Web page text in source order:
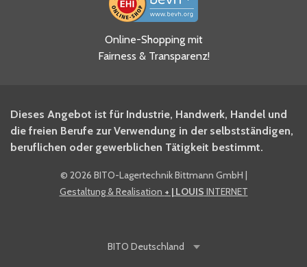
Ja, ich habe die
Datenschutzhinweise gelesen
und akzeptiere diese.
BITO Newsletter Fachwissen
Intralogistiker anmelden.
Ja, ich möchte mich für den
BITO Shop-Newsletter
Online-Shopping mit
Fairness & Transparenz!
Dieses Angebot ist für Industrie, Handwerk, Handel und
die freien Berufe zur Verwendung in der selbstständigen,
beruflichen oder gewerblichen Tätigkeit bestimmt.
© 2026 BITO-Lagertechnik Bittmann GmbH |
Gestaltung & Realisation + | LOUIS INTERNET
BITO Deutschland